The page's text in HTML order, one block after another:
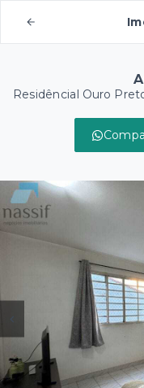
Residêncial Ouro